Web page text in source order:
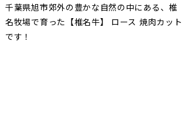
千葉県旭市郊外の豊かな自然の中にある、椎
名牧場で育った【椎名牛】 ロース 焼肉カット
です！